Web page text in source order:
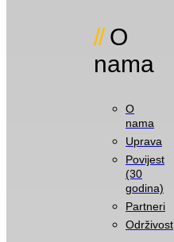
O
nama
O
nama
Uprava
Povijest
(30
godina)
Partneri
Održivost